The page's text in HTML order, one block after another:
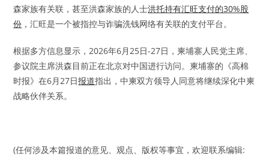
森家族有关联，甚至洪森家族的人士洪托持有汇旺支付的30%股
份 ，汇旺是一个被指控与诈骗洗钱网络有关联的支付平台。
根据多方信息显示，2026年6月25日-27日，柬埔寨人民党主席、
参议院主席洪森目前正在北京对中国进行访问。柬埔寨的《高棉
时报》在6月27日报道指出，中柬双方领导人同意将继续深化中柬
战略伙伴关系。
(任何涉及本篇报道的意见、观点、版权等事宜，欢迎联系编辑: